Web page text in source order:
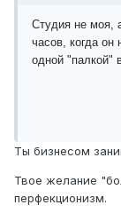
Студия не моя,
часов, когда
одной "палкой"
Ты бизнесом
Твое желание
перфекционизм.